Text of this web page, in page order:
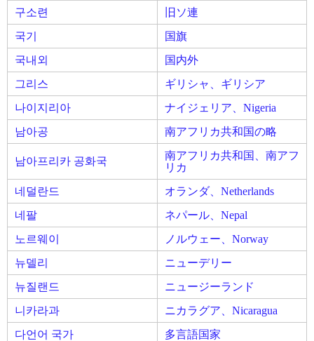
구소련
旧ソ連
국기
国旗
국내외
国内外
그리스
ギリシャ、ギリシア
나이지리아
ナイジェリア、Nigeria
남아공
南アフリカ共和国の略
남아프리카 공화국
南アフリカ共和国、南アフ
リカ
네덜란드
オランダ、Netherlands
네팔
ネパール、Nepal
노르웨이
ノルウェー、Norway
뉴델리
ニューデリー
뉴질랜드
ニュージーランド
니카라과
ニカラグア、Nicaragua
다언어 국가
多言語国家